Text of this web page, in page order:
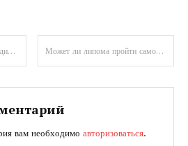
Может ли липома пройти самостоятельно и что этому способствует
вам необходимо авторизоваться.